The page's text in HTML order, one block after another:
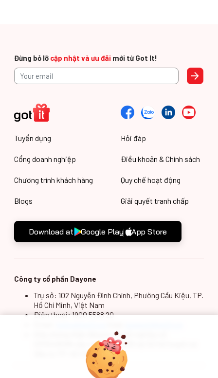
Đừng bỏ lỡ cập nhật và ưu đãi mới từ Got It!
Tuyển dụng
Cổng doanh nghiệp
Chương trình khách hàng
Blogs
Hỏi đáp
Điều khoản & Chính sách
Quy chế hoạt động
Giải quyết tranh chấp
Download at Google Play App Store
Công ty cổ phần Dayone
Trụ sở: 102 Nguyễn Đình Chính, Phường Cầu Kiệu, TP.
Hồ Chí Minh, Việt Nam
Điện thoại: 1900 5588 20
Giấy chứng nhận đăng ký doanh nghiệp số
0313249098 cấp ngày 13/5/2015 tại Sở Kế hoạch và
Đầu tư TP. Hồ Chí Minh